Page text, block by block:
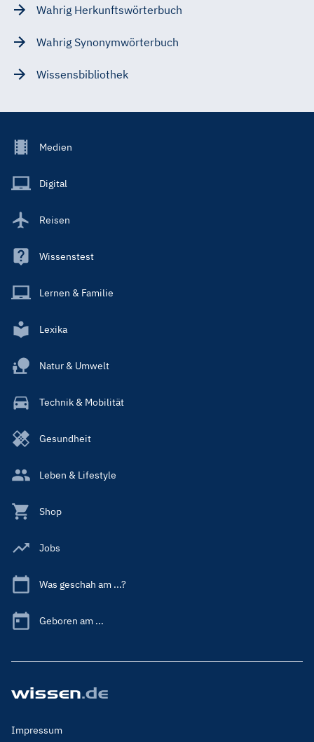
Wahrig Herkunftswörterbuch
Wahrig Synonymwörterbuch
Wissensbibliothek
Footer
Main
Medien
Digital
Reisen
Wissenstest
Lernen & Familie
Lexika
Natur & Umwelt
Technik & Mobilität
Gesundheit
Leben & Lifestyle
Shop
Jobs
Was geschah am ...?
Geboren am ...
Footer
Impressum